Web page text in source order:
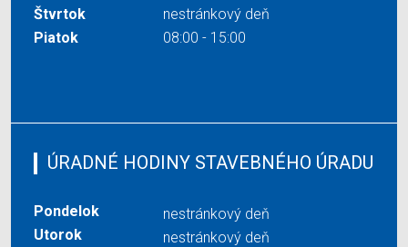
Štvrtok
nestránkový deň
Piatok
08:00 - 15:00
ÚRADNÉ HODINY STAVEBNÉHO ÚRADU
Pondelok
nestránkový deň
Utorok
nestránkový deň